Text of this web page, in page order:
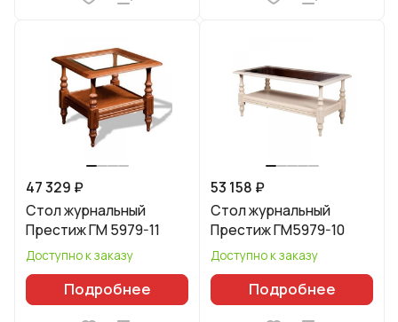
47 329 ₽
Стол журнальный
Престиж ГМ 5979-11
Доступно к заказу
Подробнее
53 158 ₽
Стол журнальный
Престиж ГМ5979-10
Доступно к заказу
Подробнее